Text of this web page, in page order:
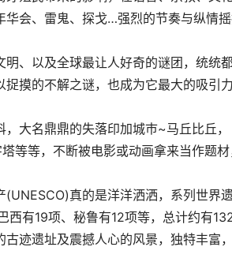
会、雷鬼、探戈…强烈的节奏与纵情
明、以及全球最让人好奇的谜团，统统
摸的不解之谜，也成为它最大的吸引力
，大名鼎鼎的失落印加城巿~马丘比丘
等等，不断被电影或动画拿来当作题材
(UNESCO)真的是洋洋洒洒，系列世界
西有19项、秘鲁有12项等，总计约有
迹遗址及震撼人心的风景，独特丰富